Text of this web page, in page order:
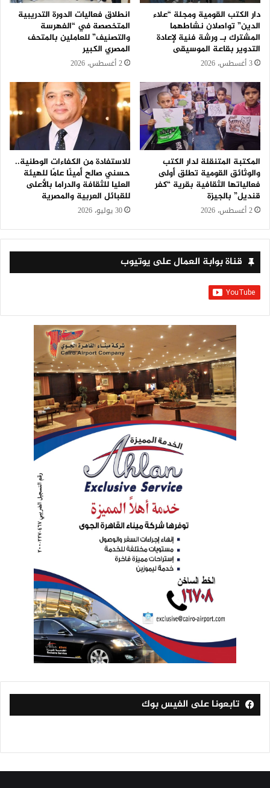
دار الكتب القومية ومجلة “علاء
الدين” تواصلان نشاطهما
المشترك بـ ورشة فنية لإعادة
التدوير بقاعة الموسيقى
3 أغسطس، 2026
انطلاق فعاليات الدورة التدريبية
المتخصصة في “الفهرسة
والتصنيف” للعاملين بالمتحف
المصري الكبير
2 أغسطس، 2026
المكتبة المتنقلة لدار الكتب
والوثائق القومية تطلق أولى
فعالياتها الثقافية بقرية “كفر
قنديل” بالجيزة
2 أغسطس، 2026
للاستفادة من الكفاءات الوطنية..
حسني صالح أمينًا عامًا للهيئة
العليا للثقافة والدراما بالأعلى
للقبائل العربية والمصرية
30 يوليو، 2026
قناة بوابة العمال على يوتيوب
تابعونا على الفيس بوك